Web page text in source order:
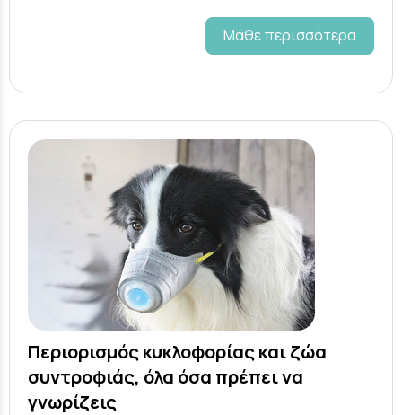
Μάθε περισσότερα
Περιορισμός κυκλοφορίας και ζώα
συντροφιάς, όλα όσα πρέπει να
γνωρίζεις